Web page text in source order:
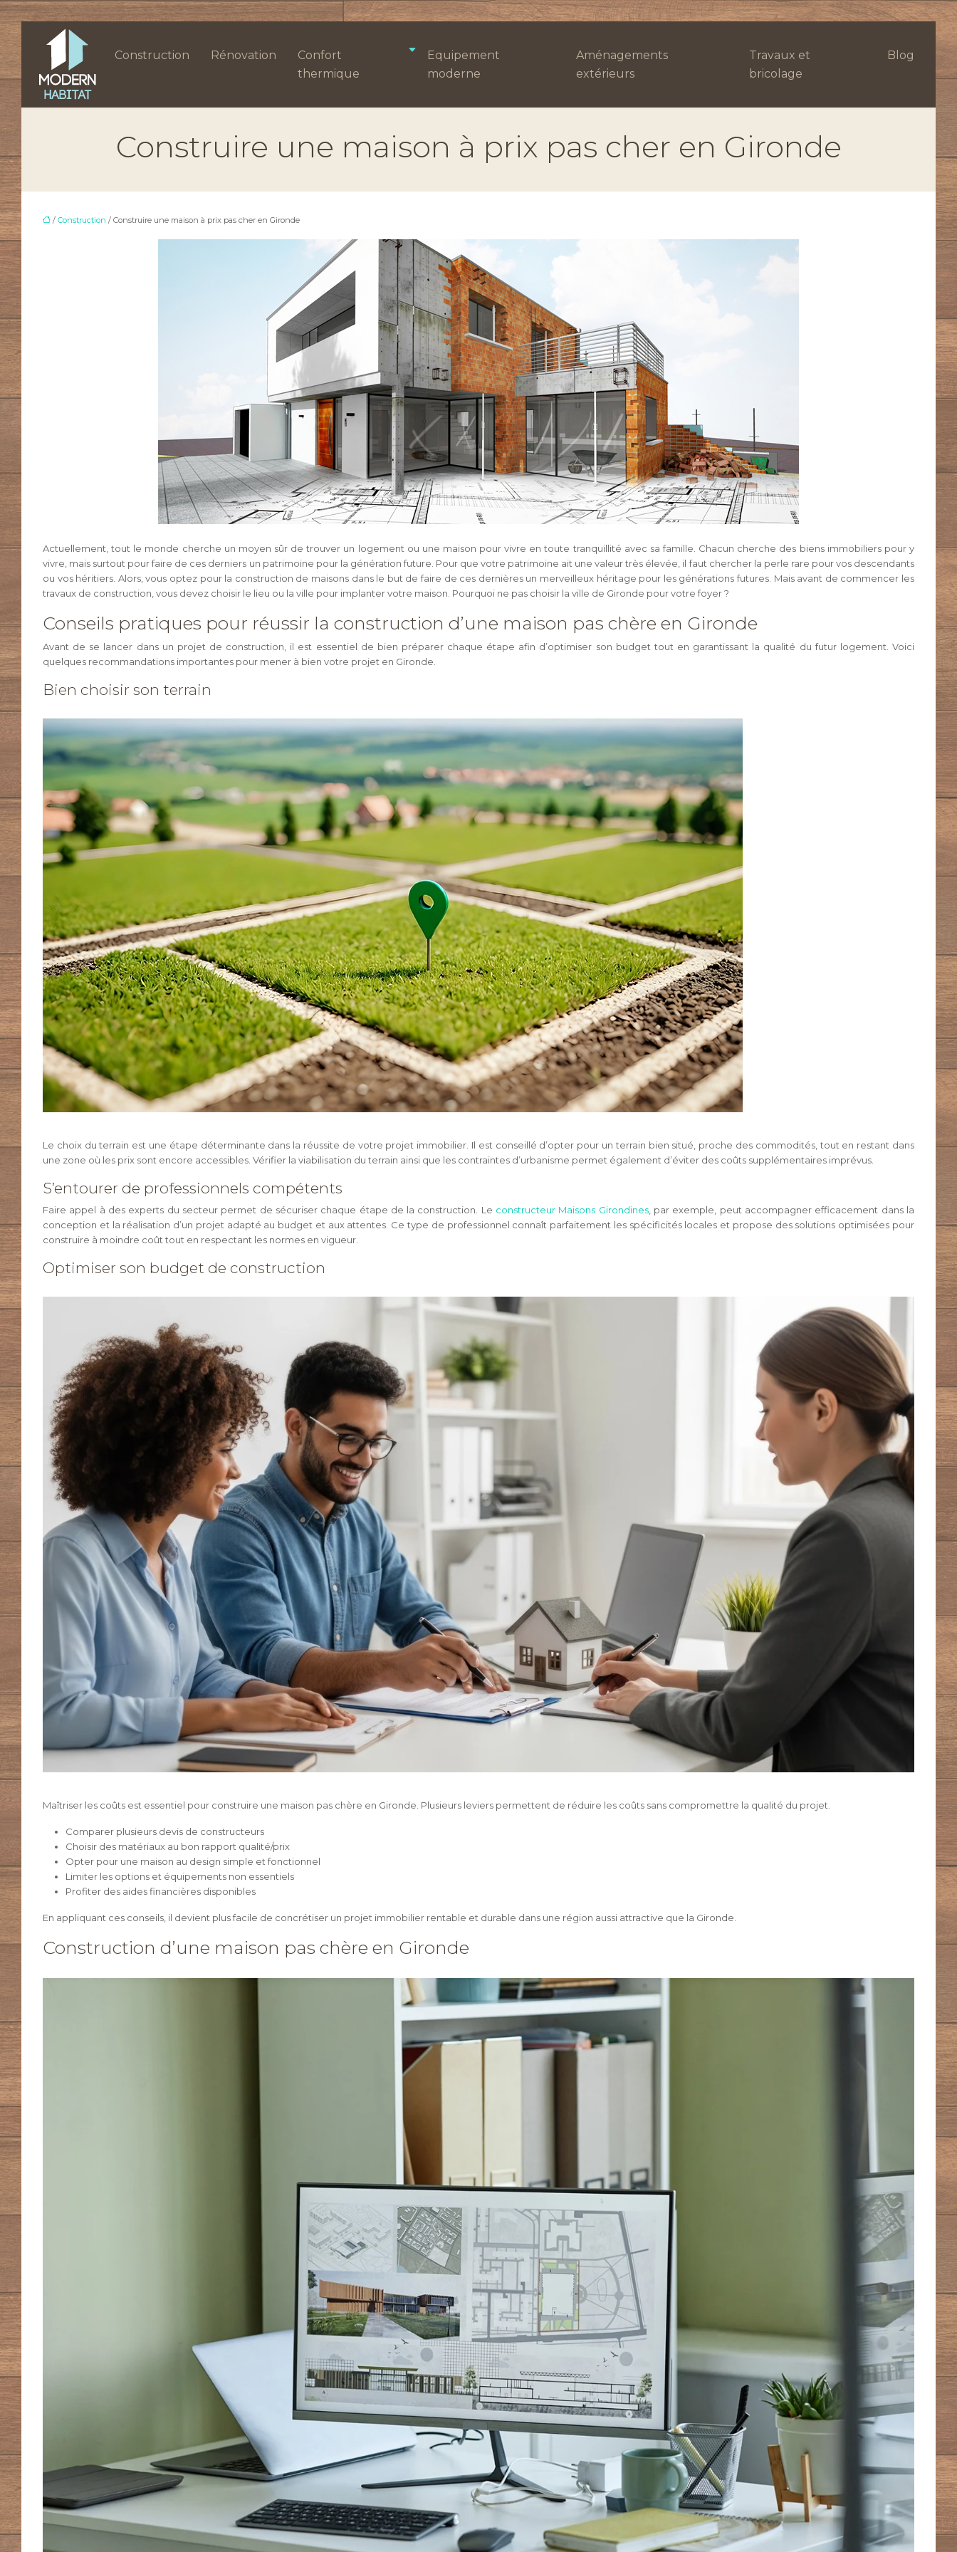
Construction Rénovation
Confort
thermique
Equipement
moderne
Aménagements
extérieurs
Travaux et
bricolage
Blog
Construire une maison à prix pas cher en Gironde
/ Construction / Construire une maison à prix pas cher en Gironde
Actuellement, tout le monde cherche un moyen sûr de trouver un logement ou une maison pour vivre en toute tranquillité avec sa famille. Chacun cherche des biens immobiliers pour y
vivre, mais surtout pour faire de ces derniers un patrimoine pour la génération future. Pour que votre patrimoine ait une valeur très élevée, il faut chercher la perle rare pour vos descendants
ou vos héritiers. Alors, vous optez pour la construction de maisons dans le but de faire de ces dernières un merveilleux héritage pour les générations futures. Mais avant de commencer les
travaux de construction, vous devez choisir le lieu ou la ville pour implanter votre maison. Pourquoi ne pas choisir la ville de Gironde pour votre foyer ?
Conseils pratiques pour réussir la construction d’une maison pas chère en Gironde
Avant de se lancer dans un projet de construction, il est essentiel de bien préparer chaque étape afin d’optimiser son budget tout en garantissant la qualité du futur logement. Voici
quelques recommandations importantes pour mener à bien votre projet en Gironde.
Bien choisir son terrain
Le choix du terrain est une étape déterminante dans la réussite de votre projet immobilier. Il est conseillé d’opter pour un terrain bien situé, proche des commodités, tout en restant dans
une zone où les prix sont encore accessibles. Vérifier la viabilisation du terrain ainsi que les contraintes d’urbanisme permet également d’éviter des coûts supplémentaires imprévus.
S’entourer de professionnels compétents
Faire appel à des experts du secteur permet de sécuriser chaque étape de la construction. Le constructeur Maisons Girondines, par exemple, peut accompagner efficacement dans la
conception et la réalisation d’un projet adapté au budget et aux attentes. Ce type de professionnel connaît parfaitement les spécificités locales et propose des solutions optimisées pour
construire à moindre coût tout en respectant les normes en vigueur.
Optimiser son budget de construction
Maîtriser les coûts est essentiel pour construire une maison pas chère en Gironde. Plusieurs leviers permettent de réduire les coûts sans compromettre la qualité du projet.
Comparer plusieurs devis de constructeurs
Choisir des matériaux au bon rapport qualité/prix
Opter pour une maison au design simple et fonctionnel
Limiter les options et équipements non essentiels
Profiter des aides financières disponibles
En appliquant ces conseils, il devient plus facile de concrétiser un projet immobilier rentable et durable dans une région aussi attractive que la Gironde.
Construction d’une maison pas chère en Gironde